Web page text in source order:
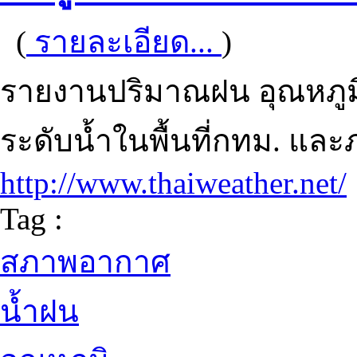
( รายละเอียด... )
รายงานปริมาณฝน อุณหภู
ระดับน้ำในพื้นที่กทม. และ
http://www.thaiweather.net/
Tag :
สภาพอากาศ
น้ำฝน